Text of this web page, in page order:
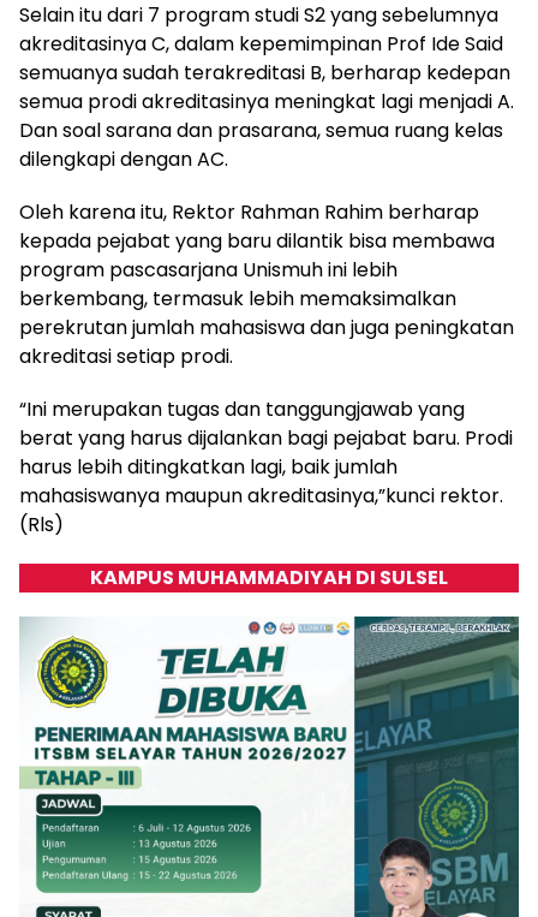
Selain itu dari 7 program studi S2 yang sebelumnya
akreditasinya C, dalam kepemimpinan Prof Ide Said
semuanya sudah terakreditasi B, berharap kedepan
semua prodi akreditasinya meningkat lagi menjadi A.
Dan soal sarana dan prasarana, semua ruang kelas
dilengkapi dengan AC.
Oleh karena itu, Rektor Rahman Rahim berharap
kepada pejabat yang baru dilantik bisa membawa
program pascasarjana Unismuh ini lebih
berkembang, termasuk lebih memaksimalkan
perekrutan jumlah mahasiswa dan juga peningkatan
akreditasi setiap prodi.
“Ini merupakan tugas dan tanggungjawab yang
berat yang harus dijalankan bagi pejabat baru. Prodi
harus lebih ditingkatkan lagi, baik jumlah
mahasiswanya maupun akreditasinya,”kunci rektor.
(Rls)
KAMPUS MUHAMMADIYAH DI SULSEL